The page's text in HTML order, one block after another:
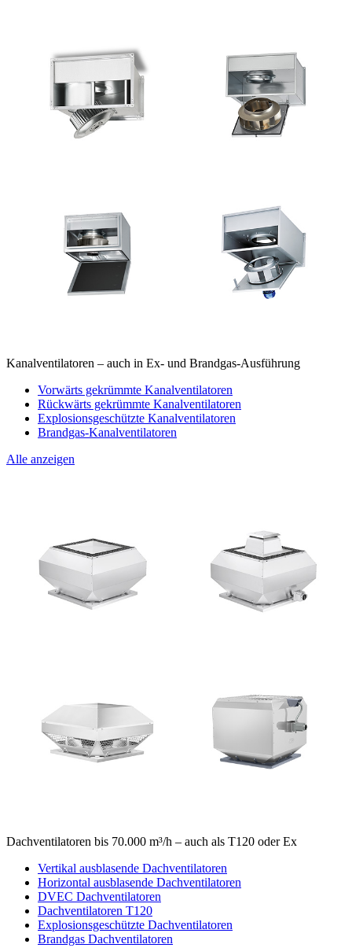
Kanalventilatoren – auch in Ex- und Brandgas-Ausführung
Vorwärts gekrümmte Kanalventilatoren
Rückwärts gekrümmte Kanalventilatoren
Explosionsgeschützte Kanalventilatoren
Brandgas-Kanalventilatoren
Alle anzeigen
Dachventilatoren bis 70.000 m³/h – auch als T120 oder Ex
Vertikal ausblasende Dachventilatoren
Horizontal ausblasende Dachventilatoren
DVEC Dachventilatoren
Dachventilatoren T120
Explosionsgeschützte Dachventilatoren
Brandgas Dachventilatoren